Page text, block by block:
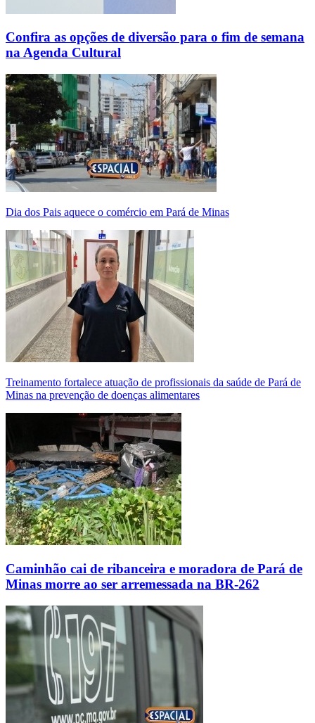
Confira as opções de diversão para o fim de semana
na Agenda Cultural
Dia dos Pais aquece o comércio em Pará de Minas
Treinamento fortalece atuação de profissionais da saúde de Pará de
Minas na prevenção de doenças alimentares
Caminhão cai de ribanceira e moradora de Pará de
Minas morre ao ser arremessada na BR-262